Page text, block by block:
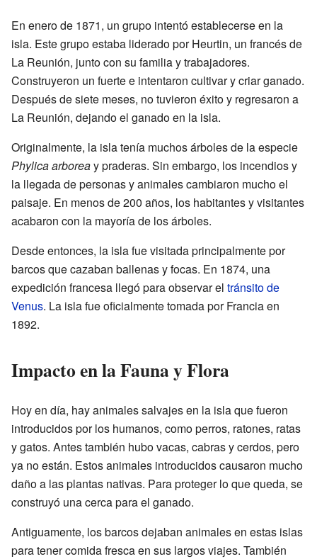
En enero de 1871, un grupo intentó establecerse en la
isla. Este grupo estaba liderado por Heurtin, un francés de
La Reunión, junto con su familia y trabajadores.
Construyeron un fuerte e intentaron cultivar y criar ganado.
Después de siete meses, no tuvieron éxito y regresaron a
La Reunión, dejando el ganado en la isla.
Originalmente, la isla tenía muchos árboles de la especie
Phylica arboreay praderas. Sin embargo, los incendios y
la llegada de personas y animales cambiaron mucho el
paisaje. En menos de 200 años, los habitantes y visitantes
acabaron con la mayoría de los árboles.
Desde entonces, la isla fue visitada principalmente por
barcos que cazaban ballenas y focas. En 1874, una
expedición francesa llegó para observar el tránsito de
Venus. La isla fue oficialmente tomada por Francia en
1892.
Impacto en la Fauna y Flora
Hoy en día, hay animales salvajes en la isla que fueron
introducidos por los humanos, como perros, ratones, ratas
y gatos. Antes también hubo vacas, cabras y cerdos, pero
ya no están. Estos animales introducidos causaron mucho
daño a las plantas nativas. Para proteger lo que queda, se
construyó una cerca para el ganado.
Antiguamente, los barcos dejaban animales en estas islas
para tener comida fresca en sus largos viajes. También